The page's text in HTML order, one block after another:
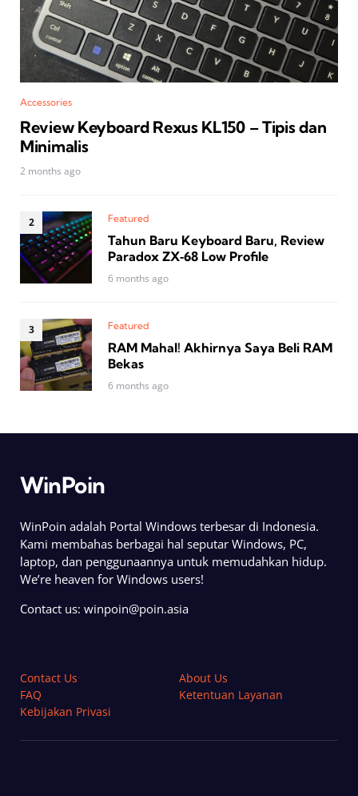
Accessories
Review Keyboard Rexus KL150 – Tipis dan
Minimalis
2 months ago
Featured
Tahun Baru Keyboard Baru, Review
Paradox ZX‑68 Low Profile
6 months ago
Featured
RAM Mahal! Akhirnya Saya Beli RAM
Bekas
6 months ago
WinPoin
WinPoin adalah Portal Windows terbesar di Indonesia.
Kami membahas berbagai hal seputar Windows, PC,
laptop, dan penggunaannya untuk memudahkan hidup.
We’re heaven for Windows users!
Contact us: winpoin@poin.asia
Contact Us
About Us
FAQ
Ketentuan Layanan
Kebijakan Privasi